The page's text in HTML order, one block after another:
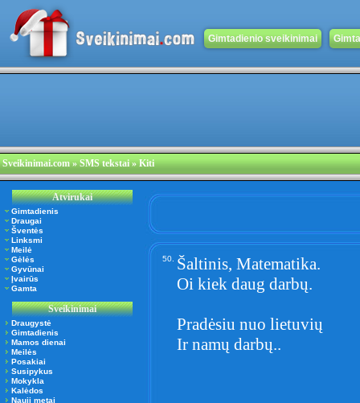
Gimtadienio sveikinimai
Sveikinimai.com» SMS tekstai » Kiti
Atvirukai
Gimtadienis
Draugai
Šventės
Linksmi
Meilė
Gėlės
Gyvūnai
Įvairūs
Gamta
Sveikinimai
Draugystė
Gimtadienis
Mamos dienai
Meilės
Posakiai
Susipykus
Mokykla
Kalėdos
Nauji metai
50. Šaltinis, Matematika.
Oi kiek daug darbų.
Pradėsiu nuo lietuvių
Ir namų darbų..